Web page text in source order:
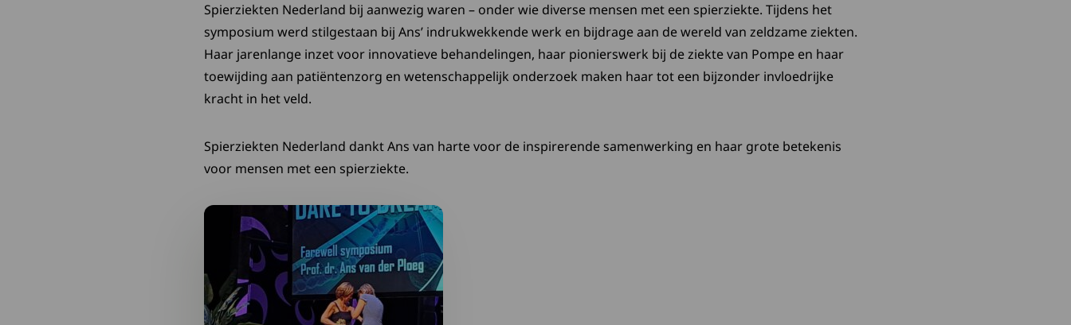
Spierziekten Nederland bij aanwezig waren – onder wie diverse mensen met een spierziekte. Tijdens het
symposium werd stilgestaan bij Ans’ indrukwekkende werk en bijdrage aan de wereld van zeldzame ziekten.
Haar jarenlange inzet voor innovatieve behandelingen, haar pionierswerk bij de ziekte van Pompe en haar
toewijding aan patiëntenzorg en wetenschappelijk onderzoek maken haar tot een bijzonder invloedrijke
kracht in het veld.
Spierziekten Nederland dankt Ans van harte voor de inspirerende samenwerking en haar grote betekenis
voor mensen met een spierziekte.